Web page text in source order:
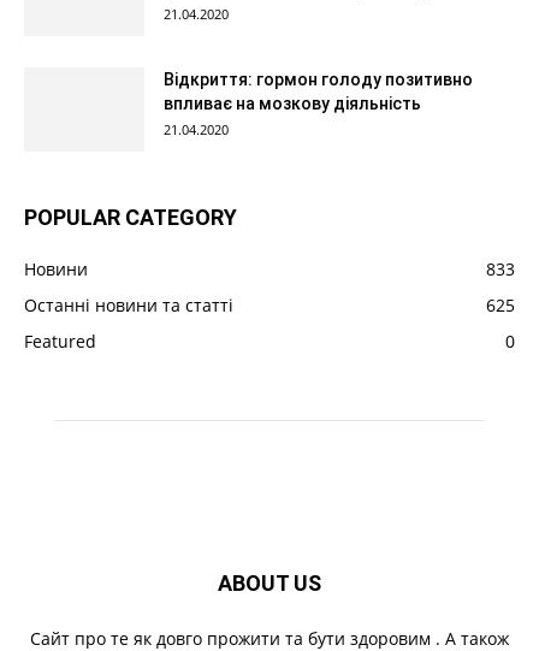
21.04.2020
Відкриття: гормон голоду позитивно
впливає на мозкову діяльність
21.04.2020
POPULAR CATEGORY
Новини
833
Останні новини та статті
625
Featured
0
ABOUT US
Cайт про те як довго прожити та бути здоровим . А також